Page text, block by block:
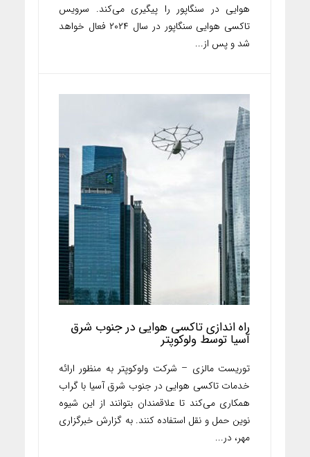
هوایی در سنگاپور را پیگیری می‌کند. سرویس
تاکسی هوایی سنگاپور در سال ۲۰۲۴ فعال خواهد
شد و پس از...
راه اندازی تاکسی هوایی در جنوب شرق
آسیا توسط ولوکوپتر
توریست مالزی – شرکت ولوکوپتر به منظور ارائه
خدمات تاکسی هوایی در جنوب شرق آسیا با گراب
همکاری می‌کند تا علاقمندان بتوانند از این شیوه
نوین حمل و نقل استفاده کنند. به گزارش خبرگزاری
مهر، در...